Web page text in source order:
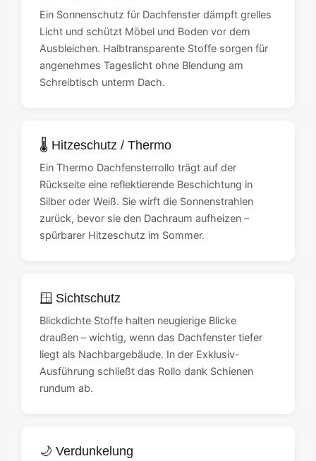
Ein Sonnenschutz für Dachfenster dämpft grelles
Licht und schützt Möbel und Boden vor dem
Ausbleichen. Halbtransparente Stoffe sorgen für
angenehmes Tageslicht ohne Blendung am
Schreibtisch unterm Dach.
🌡️ Hitzeschutz / Thermo
Ein Thermo Dachfensterrollo trägt auf der
Rückseite eine reflektierende Beschichtung in
Silber oder Weiß. Sie wirft die Sonnenstrahlen
zurück, bevor sie den Dachraum aufheizen –
spürbarer Hitzeschutz im Sommer.
🪟 Sichtschutz
Blickdichte Stoffe halten neugierige Blicke
draußen – wichtig, wenn das Dachfenster tiefer
liegt als Nachbargebäude. In der Exklusiv-
Ausführung schließt das Rollo dank Schienen
rundum ab.
🌙 Verdunkelung